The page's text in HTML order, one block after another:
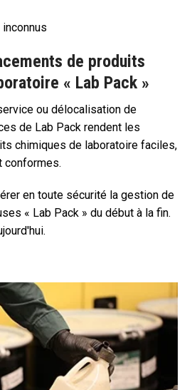
de produits
« Lab Pack »
ou délocalisation de
de Lab Pack rendent les
chimiques de laboratoire faciles,
conformes.
en toute sécurité la gestion de
« Lab Pack » du début à la fin.